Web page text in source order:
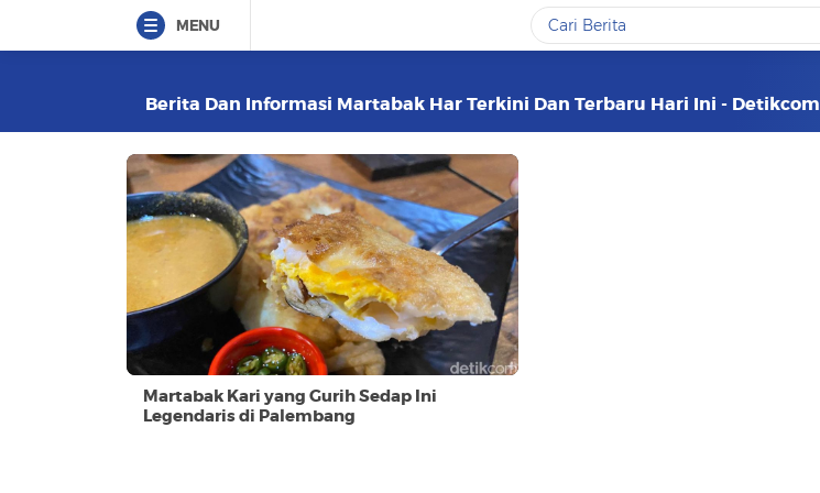
MENU
Berita Dan Informasi Martabak Har Terkini Dan Terbaru Hari Ini - Detikcom
Martabak Kari yang Gurih Sedap Ini
Legendaris di Palembang